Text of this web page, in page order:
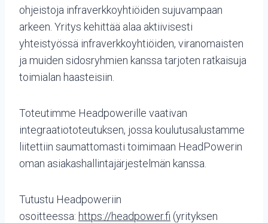
ohjeistoja infraverkkoyhtiöiden sujuvampaan
arkeen. Yritys kehittää alaa aktiivisesti
yhteistyössä infraverkkoyhtiöiden, viranomaisten
ja muiden sidosryhmien kanssa tarjoten ratkaisuja
toimialan haasteisiin.
Toteutimme Headpowerille vaativan
integraatiototeutuksen, jossa koulutusalustamme
liitettiin saumattomasti toimimaan HeadPowerin
oman asiakashallintajärjestelmän kanssa.
Tutustu Headpoweriin
osoitteessa: https://headpower.fi (yrityksen